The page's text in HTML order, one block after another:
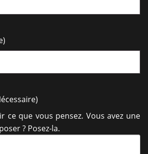
ce que vous pensez. Vous avez une
? Posez-la.